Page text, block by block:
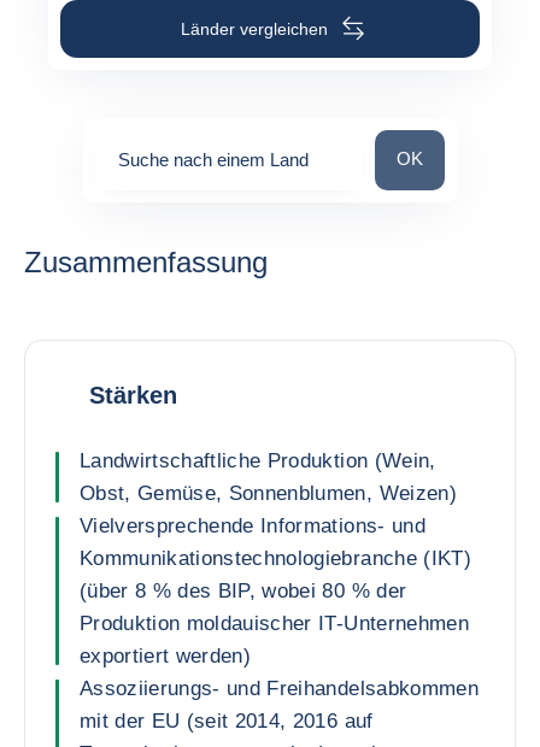
Länder vergleichen
Suche nach einem Land Suche nach
OK
Zusammenfassung
Stärken
Landwirtschaftliche Produktion (Wein,
Obst, Gemüse, Sonnenblumen, Weizen)
Vielversprechende Informations- und
Kommunikationstechnologiebranche (IKT)
(über 8 % des BIP, wobei 80 % der
Produktion moldauischer IT-Unternehmen
exportiert werden)
Assoziierungs- und Freihandelsabkommen
mit der EU (seit 2014, 2016 auf